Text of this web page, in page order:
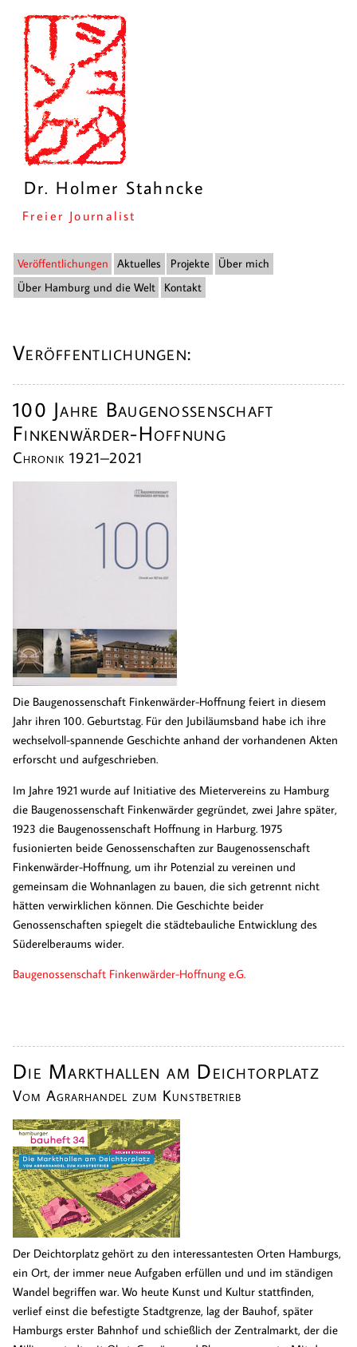
Dr. Holmer Stahncke
Freier Journalist
Veröffentlichungen Aktuelles Projekte
Über mich
Über Hamburg und die Welt
Kontakt
Veröffentlichungen:
100 Jahre Baugenossenschaft
Finkenwärder-Hoffnung
Chronik 1921–2021
Die Baugenossenschaft Finkenwärder-Hoffnung feiert in diesem
Jahr ihren 100. Geburtstag. Für den Jubiläumsband habe ich ihre
wechselvoll-spannende Geschichte anhand der vorhandenen Akten
erforscht und aufgeschrieben.
Im Jahre 1921 wurde auf Initiative des Mietervereins zu Hamburg
die Baugenossenschaft Finkenwärder gegründet, zwei Jahre später,
1923 die Baugenossenschaft Hoffnung in Harburg. 1975
fusionierten beide Genossenschaften zur Baugenossenschaft
Finkenwärder-Hoffnung, um ihr Potenzial zu vereinen und
gemeinsam die Wohnanlagen zu bauen, die sich getrennt nicht
hätten verwirklichen können. Die Geschichte beider
Genossenschaften spiegelt die städtebauliche Entwicklung des
Süderelberaums wider.
Baugenossenschaft Finkenwärder-Hoffnung e.G.
Die Markthallen am Deichtorplatz
Vom Agrarhandel zum Kunstbetrieb
Der Deichtorplatz gehört zu den interessantesten Orten Hamburgs,
ein Ort, der immer neue Aufgaben erfüllen und und im ständigen
Wandel begriffen war. Wo heute Kunst und Kultur stattfinden,
verlief einst die befestigte Stadtgrenze, lag der Bauhof, später
Hamburgs erster Bahnhof und schießlich der Zentralmarkt, der die